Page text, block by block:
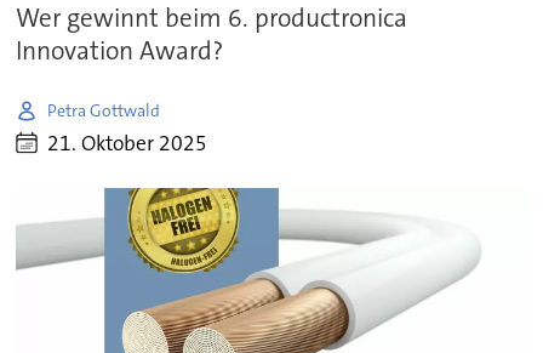
Wer gewinnt beim 6. productronica
Innovation Award?
Petra Gottwald
21. Oktober 2025